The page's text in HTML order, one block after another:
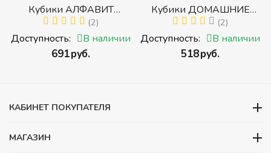
Кубики АЛФАВИТ
РУССКИЙ С ЦИФРАМИ
(Томик) (Набор кубиков с
буквами, цифрами,
математическими знаками
(2)
Доступность: В наличии
‍691‍руб.
Кубики ДОМАШНИЕ
ЖИВОТНЫЕ (Томик)
(Набор кубиков
разрезных (складных))
(2)
Доступность: В наличии
‍518‍руб.
КАБИНЕТ ПОКУПАТЕЛЯ
МАГАЗИН